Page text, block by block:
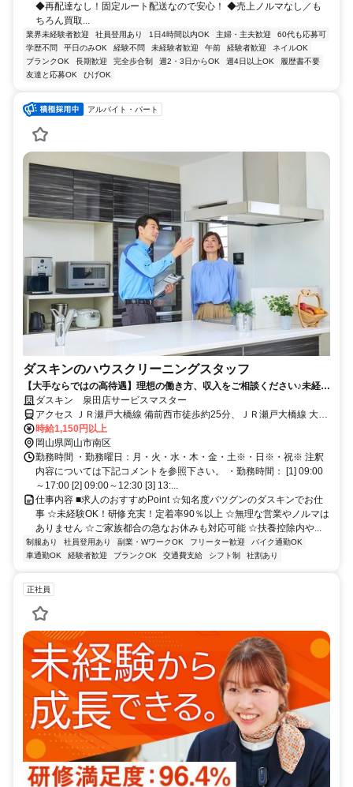
◆再配達なし！固定ルート配送なので安心！ ◆売上ノルマなし／も
ちろん買取...
業界未経験者歓迎 社員登用あり 1日4時間以内OK 主婦・主夫歓迎
60代も応募可
学歴不問
平日のみOK 経験不問 未経験者歓迎 午前 経験者歓迎
ネイルOK
ブランクOK
長期歓迎 完全歩合制 週2・3日からOK 週4日以上OK
履歴書不要
友達と応募OK
ひげOK
アルバイト・パート
ダスキンのハウスクリーニングスタッフ
【大手ならではの高待遇】理想の働き方、収入をご相談ください♪未経験
歓迎！
ダスキン 泉田店サービスマスター
アクセス ＪＲ瀬戸大橋線 備前西市徒歩約25分、ＪＲ瀬戸大橋線 大元
東口徒歩約35分、岡山電軌清輝橋線 清輝橋徒歩約40分 備前西市(ＪＲ
瀬戸大橋線)(約24分)
時給1,150円以上
岡山県岡山市南区
勤務時間 ・勤務曜日：月・火・水・木・金・土※・日※・祝※ 注釈
内容については下記コメントを参照下さい。 ・勤務時間： [1] 09:00
～17:00 [2] 09:00～12:30 [3] 13:...
仕事内容 ■求人のおすすめPoint ☆知名度バツグンのダスキンでお仕
事 ☆未経験OK！研修充実！定着率90％以上 ☆無理な営業やノルマは
ありません ☆ご家族都合の急なお休みも対応可能 ☆扶養控除内や...
制服あり 社員登用あり 副業・WワークOK フリーター歓迎
バイク通勤OK
車通勤OK
経験者歓迎 ブランクOK 交通費支給 シフト制 社割あり
正社員